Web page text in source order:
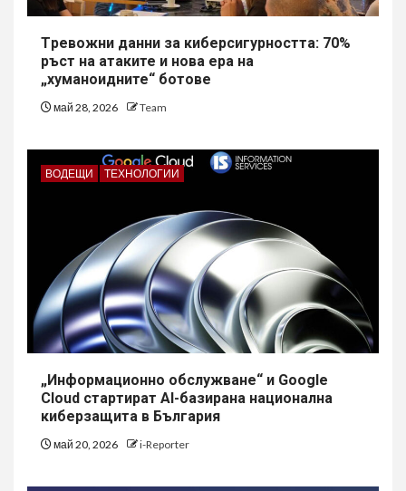
Tревожни данни за киберсигурността: 70%
ръст на атаките и нова ера на
„хуманоидните“ ботове
май 28, 2026 Team
ВОДЕЩИ ТЕХНОЛОГИИ
„Информационно обслужване“ и Google
Cloud стартират AI-базирана национална
киберзащита в България
май 20, 2026 i-Reporter